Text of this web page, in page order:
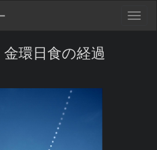
金環日食の経過